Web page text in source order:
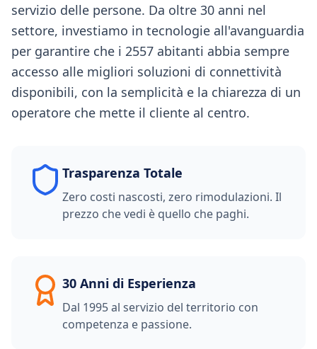
servizio delle persone. Da oltre 30 anni nel
settore, investiamo in tecnologie all'avanguardia
per garantire che i 2557 abitanti abbia sempre
accesso alle migliori soluzioni di connettività
disponibili, con la semplicità e la chiarezza di un
operatore che mette il cliente al centro.
Trasparenza Totale
Zero costi nascosti, zero rimodulazioni. Il
prezzo che vedi è quello che paghi.
30 Anni di Esperienza
Dal 1995 al servizio del territorio con
competenza e passione.